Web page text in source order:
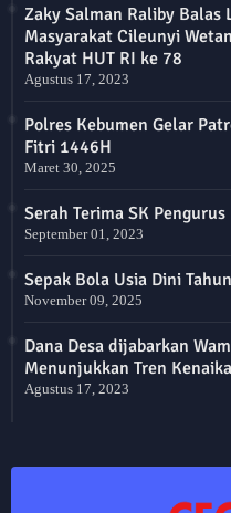
Zaky Salman Raliby Balas
Masyarakat Cileunyi
Rakyat HUT RI ke 78
Agustus 17, 2023
Polres Kebumen Gelar
Fitri 1446H
Maret 30, 2025
Serah Terima SK
September 01, 2023
Sepak Bola Usia Dini
November 09, 2025
Dana Desa dijabarkan
Menunjukkan Tren
Agustus 17, 2023